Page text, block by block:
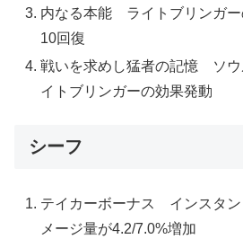
内なる本能 ライトブリンガー
10回復
戦いを求めし猛者の記憶 ソウ
イトブリンガーの効果発動
シーフ
テイカーボーナス インスタン
メージ量が4.2/7.0%増加